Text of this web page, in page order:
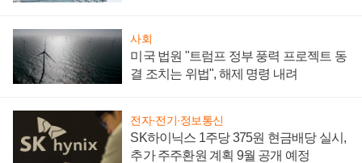
사회
미국 법원 "트럼프 정부 풍력 프로젝트 동
결 조치는 위법", 해제 명령 내려
전자·전기·정보통신
SK하이닉스 1주당 375원 현금배당 실시,
추가 주주환원 계획 9월 공개 예정